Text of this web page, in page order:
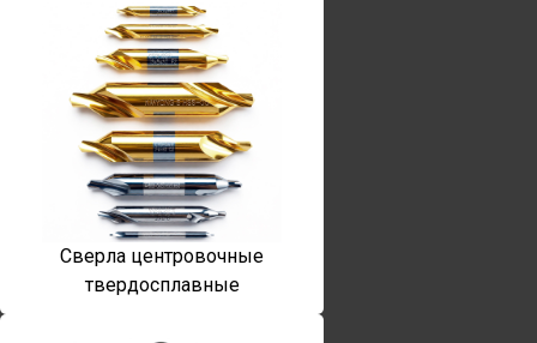
Сверла центровочные
твердосплавные